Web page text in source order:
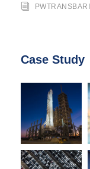
Case Study